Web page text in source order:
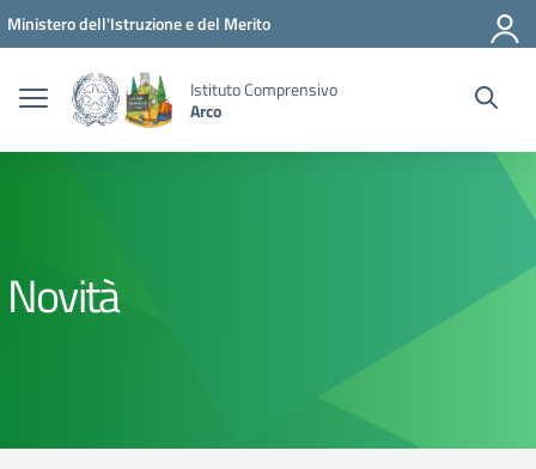
Vai ai contenuti
Vai al menu di navigazione
Vai al footer
Ministero dell'Istruzione e del Merito
Istituto Comprensivo
Arco
Novità